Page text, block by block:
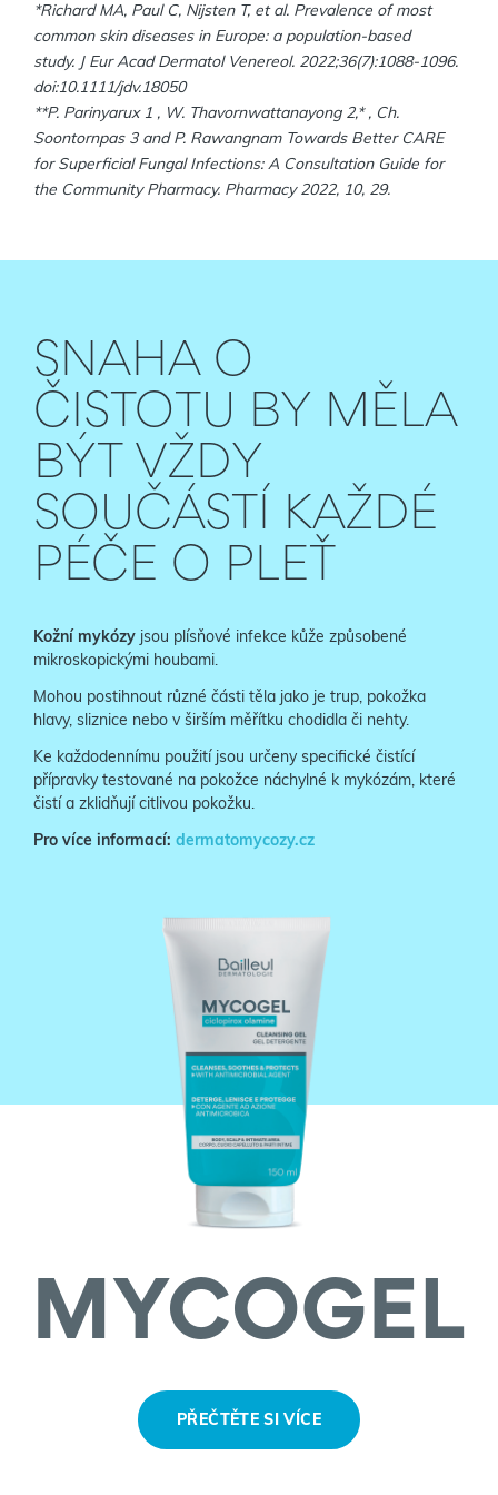
*Richard MA, Paul C, Nijsten T, et al. Prevalence of most
common skin diseases in Europe: a population-based
study. J Eur Acad Dermatol Venereol. 2022;36(7):1088-1096.
doi:10.1111/jdv.18050
**P. Parinyarux 1 , W. Thavornwattanayong 2,* , Ch.
Soontornpas 3 and P. Rawangnam Towards Better CARE
for Superficial Fungal Infections: A Consultation Guide for
the Community Pharmacy. Pharmacy 2022, 10, 29.
SNAHA O
ČISTOTU BY MĚLA
BÝT VŽDY
SOUČÁSTÍ KAŽDÉ
PÉČE O PLEŤ
Kožní mykózy jsou plísňové infekce kůže způsobené
mikroskopickými houbami.
Mohou postihnout různé části těla jako je trup, pokožka
hlavy, sliznice nebo v širším měřítku chodidla či nehty.
Ke každodennímu použití jsou určeny specifické čistící
přípravky testované na pokožce náchylné k mykózám, které
čistí a zklidňují citlivou pokožku.
Pro více informací: dermatomycozy.cz
PŘEČTĚTE SI VÍCE